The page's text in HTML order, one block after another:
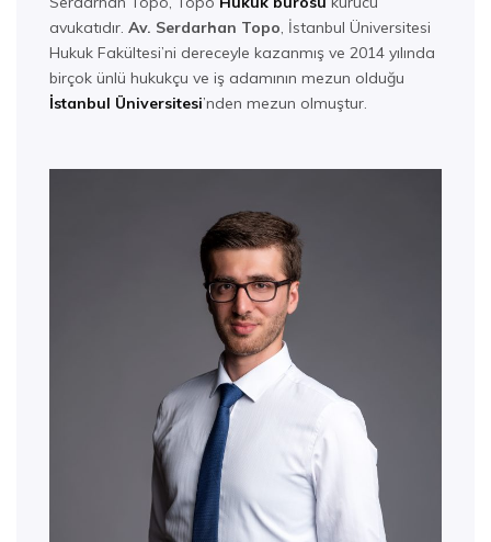
avukatıdır. Av. Serdarhan Topo, İstanbul Üniversitesi
Hukuk Fakültesi’ni dereceyle kazanmış ve 2014 yılında
birçok ünlü hukukçu ve iş adamının mezun olduğu
İstanbul Üniversitesi’nden mezun olmuştur.